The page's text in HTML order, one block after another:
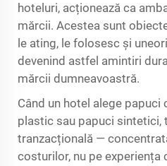
hoteluri, acționează ca
mărcii. Acestea sunt
le ating, le folosesc și
devenind astfel amintiri
mărcii dumneavoastră.
Când un hotel alege
plastic sau papuci
tranzacțională —
costurilor, nu pe experiența